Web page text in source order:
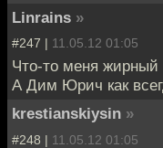
Linrains »
#247 | 11.05.12 01:05
Что-то меня жирный
А Дим Юрич как
krestianskiysin »
#248 | 11.05.12 01:05